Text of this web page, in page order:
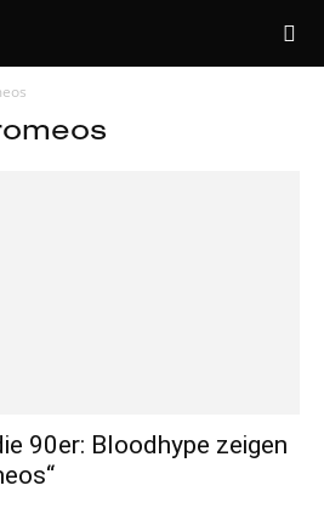
90er: Bloodhype zeigen